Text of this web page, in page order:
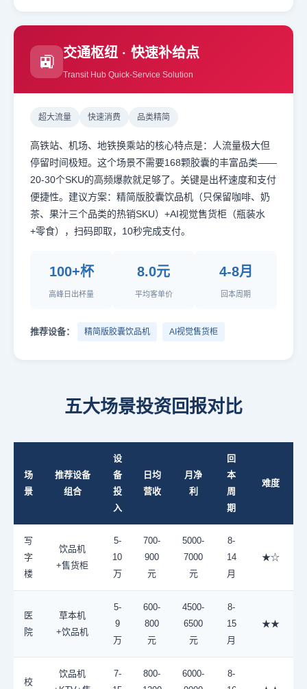
🚉 交通枢纽 · 快速补给点
Transit Hub Quick-Service Solution
超大流量 快速消费 品类精简
高铁站、机场、地铁换乘站的核心特点是：人流量极大但
停留时间极短。这个场景不需要168颗胶囊的丰富品类——
20-30个SKU的高频爆款就足够了。关键是出杯速度和支付
便捷性。建议方案：精简版胶囊饮品机（只保留咖啡、奶
茶、果汁三个品类的热销SKU）+AI视觉售货柜（瓶装水
+零食），扫码即取，10秒完成支付。
100+杯
高峰日出杯量
8.0元
平均客单价
4-8月
回本周期
推荐设备： 精简版胶囊饮品机 AI视觉售货柜
五大场景投资回报对比
场
景
推荐设备
组合
设
备
投
入
日均
营收
月净
利
回
本
周
期
难度
写
字
楼
饮品机
+售货柜
5-
10
万
700-
900
元
5000-
7000
元
8-
14
月
★☆
医
院
草本机
+饮品机
5-
9
万
600-
800
元
4500-
6500
元
8-
15
月
★★
校
饮品机
7-
800-
6000-
8-